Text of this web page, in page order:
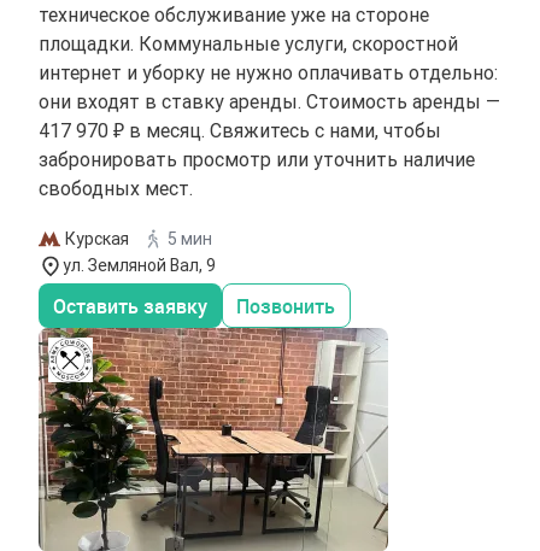
техническое обслуживание уже на стороне
площадки. Коммунальные услуги, скоростной
интернет и уборку не нужно оплачивать отдельно:
они входят в ставку аренды. Стоимость аренды —
417 970 ₽ в месяц. Свяжитесь с нами, чтобы
забронировать просмотр или уточнить наличие
свободных мест.
Курская
5 мин
ул. Земляной Вал, 9
Оставить заявку Позвонить